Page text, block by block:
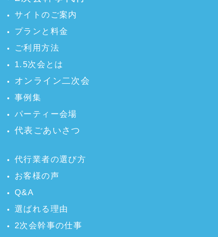
サイトのご案内
プランと料金
ご利用方法
1.5次会とは
オンライン二次会
事例集
パーティー会場
代表ごあいさつ
代行業者の選び方
お客様の声
Q&A
選ばれる理由
2次会幹事の仕事